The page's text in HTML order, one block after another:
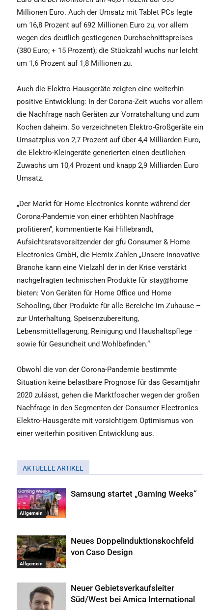
Millionen Euro. Auch der Umsatz mit Tablet PCs legte
um 16,8 Prozent auf 692 Millionen Euro zu, vor allem
wegen des deutlich gestiegenen Durchschnittspreises
(380 Euro; + 15 Prozent); die Stückzahl wuchs nur leicht
um 1,6 Prozent auf 1,8 Millionen zu.
Auch die Elektro-Hausgeräte zeigten eine weiterhin
positive Entwicklung: In der Corona-Zeit wuchs vor allem
die Nachfrage nach Geräten zur Vorratshaltung und zum
Kochen daheim. So verzeichneten Elektro-Großgeräte ein
Umsatzplus von 2,7 Prozent auf über 4,4 Milliarden Euro,
die Elektro-Kleingeräte generierten einen deutlichen
Zuwachs um 10,4 Prozent und knapp 2,9 Milliarden Euro
Umsatz.
„Der Markt für Home Electronics konnte während der
Corona-Pandemie von einer erhöhten Nachfrage
profitieren”, kommentierte Kai Hillebrandt,
Aufsichtsratsvorsitzender der gfu Consumer & Home
Electronics GmbH, die Hemix Zahlen „Unsere innovative
Branche kann eine Vielzahl der in der Krise verstärkt
nachgefragten technischen Produkte für stay@home
bieten: Von Geräten für Home Office und Home
Schooling, über Produkte für alle Bereiche im Zuhause –
zur Unterhaltung, Speisenzubereitung,
Lebensmittellagerung, Reinigung und Haushaltspflege –
sowie für Gesundheit und Wohlbefinden.“
Obwohl die von der Corona-Pandemie bestimmte
Situation keine belastbare Prognose für das Gesamtjahr
2020 zulässt, gehen die Marktfoscher wegen der großen
Nachfrage in den Segmenten der Consumer Electronics
Elektro-Hausgeräte mit vorsichtigem Optimismus von
einer weiterhin positiven Entwicklung aus.
AKTUELLE ARTIKEL
Allgemein
Samsung startet „Gaming Weeks“
Allgemein
Neues Doppelinduktionskochfeld
von Caso Design
Neuer Gebietsverkaufsleiter
Süd/West bei Amica International